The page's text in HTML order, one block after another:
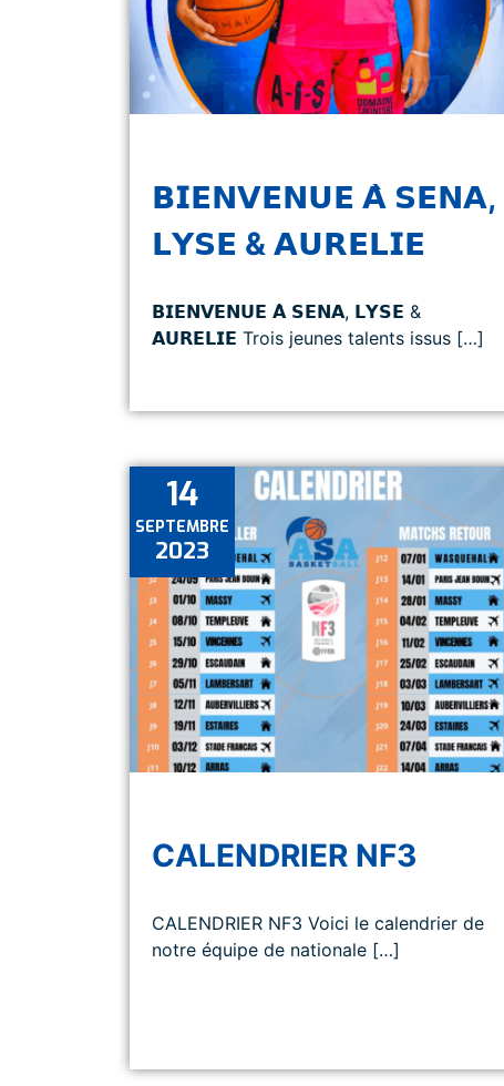
𝗕𝗜𝗘𝗡𝗩𝗘𝗡𝗨𝗘 𝗔̀ 𝗦𝗘𝗡𝗔,
𝗟𝗬𝗦𝗘 & 𝗔𝗨𝗥𝗘𝗟𝗜𝗘
𝗕𝗜𝗘𝗡𝗩𝗘𝗡𝗨𝗘 𝗔̀ 𝗦𝗘𝗡𝗔, 𝗟𝗬𝗦𝗘 &
𝗔𝗨𝗥𝗘𝗟𝗜𝗘 Trois jeunes talents issus […]
14
SEPTEMBRE
2023
CALENDRIER NF3
CALENDRIER NF3 Voici le calendrier de
notre équipe de nationale […]